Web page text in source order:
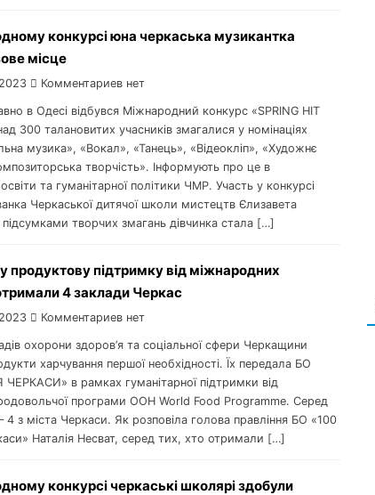
конкурсі юна черкаська музикантка
місце
Комментариев нет
в Одесі відбувся Міжнародний конкурс «SPRING HIT
300 талановитих учасників змагалися у номінаціях
музика», «Вокал», «Танець», «Відеокліп», «Художнє
творчість». Інформують про це в
та гуманітарної політики ЧМР. Участь у конкурсі
Черкаської дитячої школи мистецтв Єлизавета
творчих змагань дівчинка стала […]
продуктову підтримку від міжнародних
4 заклади Черкас
Комментариев нет
охорони здоров’я та соціальної сфери Черкащини
харчування першої необхідності. Їх передала БО
в рамках гуманітарної підтримки від
програми ООН World Food Programme. Серед
4 з міста Черкаси. Як розповіла голова правління БО «100
Наталія Несват, серед тих, хто отримали […]
конкурсі черкаські школярі здобули